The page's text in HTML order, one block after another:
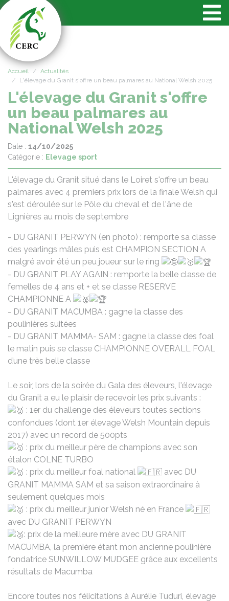
Accueil
Actualités
L'élevage du Granit s'offre un beau palmares au National Welsh 2025
L'élevage du Granit s'offre
un beau palmares au
National Welsh 2025
Date : 14/10/2025
Catégorie : Elevage sport
L'élevage du Granit situé dans le Loiret s'offre un beau
palmares avec 4 premiers prix lors de la finale Welsh qui
s'est déroulée sur le Pôle du cheval et de l'âne de
Lignières au mois de septembre
- DU GRANIT PERWYN (en photo) : remporte sa classe
des yearlings mâles puis est CHAMPION SECTION A
malgré avoir été un peu joueur sur le ring
- DU GRANIT PLAY AGAIN : remporte la belle classe de
femelles de 4 ans et + et se classe RESERVE
CHAMPIONNE A
- DU GRANIT MACUMBA : gagne la classe des
poulinières suitées
- DU GRANIT MAMMA- SAM : gagne la classe des foal
le matin puis se classe CHAMPIONNE OVERALL FOAL
d’une très belle classe
Le soir, lors de la soirée du Gala des éleveurs, l'élevage
du Granit a eu le plaisir de recevoir les prix suivants :
: 1er du challenge des éleveurs toutes sections
confondues (dont 1er élevage Welsh Mountain depuis
2017) avec un record de 500pts
: prix du meilleur père de champions avec son
étalon COLNE TURBO
: prix du meilleur foal national
avec DU
GRANIT MAMMA SAM et sa saison extraordinaire à
seulement quelques mois
: prix du meilleur junior Welsh né en France
avec DU GRANIT PERWYN
: prix de la meilleure mère avec DU GRANIT
MACUMBA, la première étant mon ancienne poulinière
fondatrice SUNWILLOW MUDGEE grâce aux excellents
résultats de Macumba
Encore toutes nos félicitations à Aurélie Tuduri, élevage
Panneau de gestion des cookies